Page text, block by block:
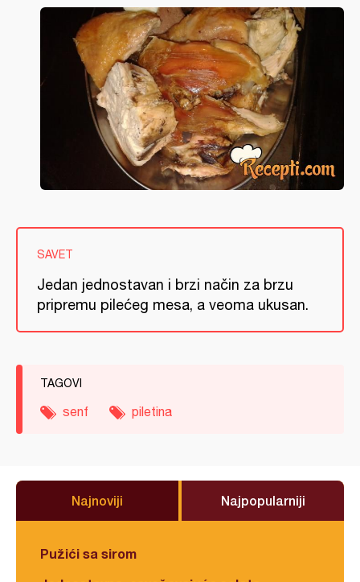
SAVET
Jedan jednostavan i brzi način za brzu
pripremu pilećeg mesa, a veoma ukusan.
TAGOVI
senf piletina
Najnoviji Najpopularniji
Pužići sa sirom